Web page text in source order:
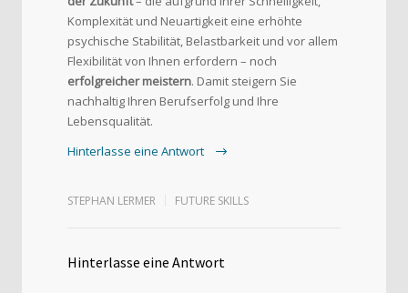
Komplexität und Neuartigkeit eine erhöhte
psychische Stabilität, Belastbarkeit und vor allem
Flexibilität von Ihnen erfordern – noch
erfolgreicher meistern. Damit steigern Sie
nachhaltig Ihren Berufserfolg und Ihre
Lebensqualität.
Hinterlasse eine Antwort
STEPHAN LERMER FUTURE SKILLS
Hinterlasse eine Antwort